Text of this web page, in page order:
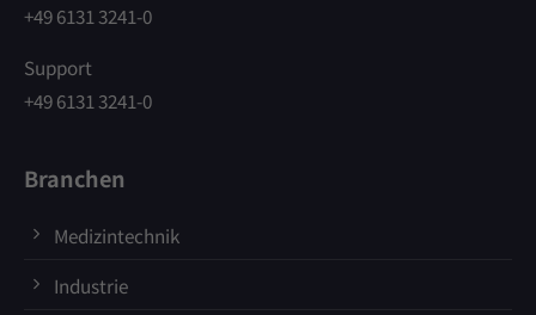
+49 6131 3241-0
Support
+49 6131 3241-0
Branchen
Medizintechnik
Industrie